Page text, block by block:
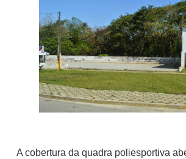
A cobertura da quadra poliesportiva